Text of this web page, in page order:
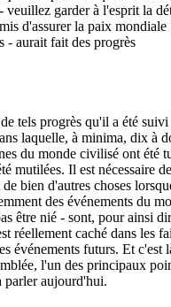
veuillez garder à l'esprit la
d'assurer la paix mondiale
- aurait fait des progrès
tels progrès qu'il a été suivi
laquelle, à minima, dix à
du monde civilisé ont été
mutilées. Il est nécessaire
bien d'autres choses
des événements du
être nié - sont, pour ainsi
réellement caché dans les
événements futurs. Et c'est
l'un des principaux
parler aujourd'hui.